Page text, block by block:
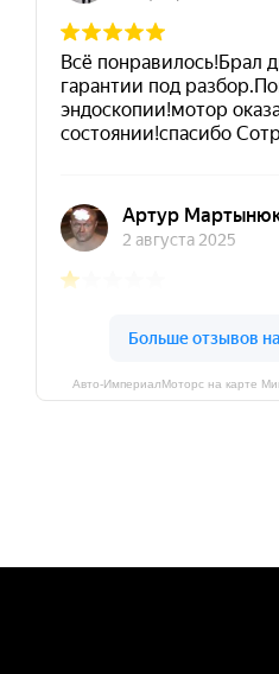
Авто-ИмпериалМоторс на карте